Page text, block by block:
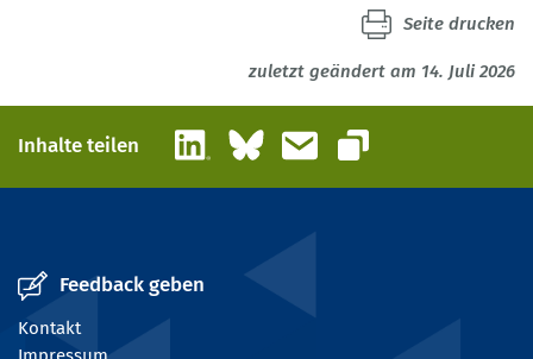
zuletzt geändert am 14. Juli 2026
Seite drucken
Inhalte teilen LinkedInBlueskyE-Mail
Link kopieren
Feedback geben
Kontakt